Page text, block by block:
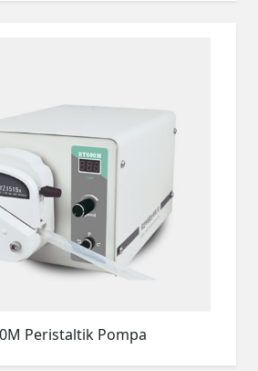
Peristaltik Pompa